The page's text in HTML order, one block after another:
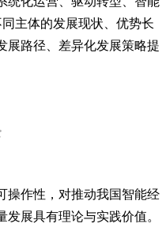
化运营、驱动转型、智能
主体的发展现状、优势长
路径、差异化发展策略提
作性，对推动我国智能经